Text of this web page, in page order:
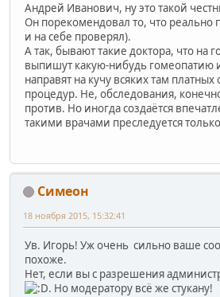
Андрей Иванович, ну это такой
Он порекомендовал то, что реально
и на себе проверял).
А так, бывают такие доктора, что на
выпишут какую-нибудь гомеопатию
направят на кучу всяких там
процедур. Не, обследования,
против. Но иногда создаётся
такими врачами преследуется
Симеон
18 ноября 2015, 15:32:41
Ув. Игорь! Уж очень сильно ваше
похоже.
Нет, если вы с разрешения
. Но модератору всё же стукану!